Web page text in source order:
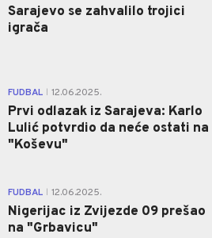
Sarajevo se zahvalilo trojici
igrača
FUDBAL 12.06.2025.
Prvi odlazak iz Sarajeva: Karlo
Lulić potvrdio da neće ostati na
"Koševu"
FUDBAL 12.06.2025.
Nigerijac iz Zvijezde 09 prešao
na "Grbavicu"